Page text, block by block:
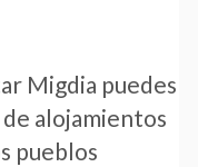
Migdia puedes
alojamientos
pueblos